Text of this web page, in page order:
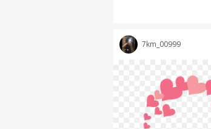
7km_00999